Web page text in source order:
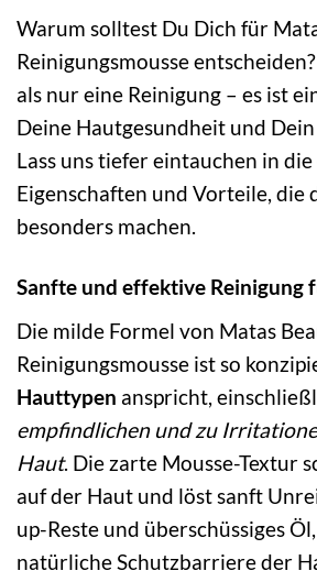
Warum solltest Du Dich für
Reinigungsmousse
als nur eine Reinigung – es ist
Deine Hautgesundheit und
Lass uns tiefer eintauchen in
Eigenschaften und Vorteile, die
besonders machen.
Sanfte und effektive Reinigung
Die milde Formel von Matas
Reinigungsmousse ist so
Hauttypen anspricht,
empfindlichen und zu
Haut. Die zarte Mousse-Textur
auf der Haut und löst sanft
up-Reste und überschüssiges
natürliche Schutzbarriere der